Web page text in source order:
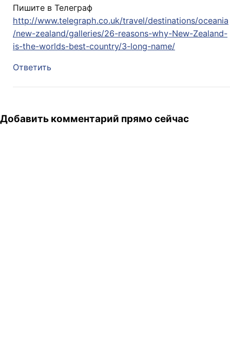
Пишите в Телеграф
http://www.telegraph.co.uk/travel/destinations/oceania
/new-zealand/galleries/26-reasons-why-New-Zealand-
is-the-worlds-best-country/3-long-name/
Ответить
Добавить комментарий прямо сейчас